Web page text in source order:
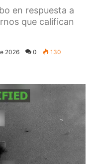
en respuesta a
que califican
2026 0 130